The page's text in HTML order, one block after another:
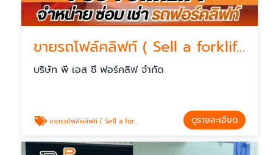
ขายรถโฟล์คลิฟท์ ( Sell a forklift )
บริษัท พี เอส ซี ฟอร์คลิฟ จำกัด
ขายรถโฟล์คลิฟท์ ( Sell a forklift ) ดูรายละเอียด